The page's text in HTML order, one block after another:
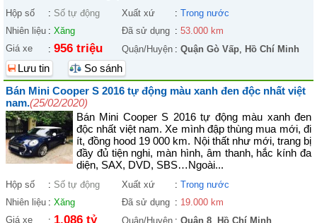
Hộp số : Số tự động Xuất xứ : Trong nước
Nhiên liệu : Xăng Đã sử dụng : 53.000 km
Giá xe
: 956 triệu Quận/Huyện : Quận Gò Vấp, Hồ Chí Minh
Lưu tin
So sánh
Bán Mini Cooper S 2016 tự động màu xanh đen độc nhất việt
nam.(25/02/2020)
Bán Mini Cooper S 2016 tự động màu xanh đen
độc nhất việt nam. Xe mình đập thùng mua mới, đi
ít, đồng hood 19 000 km. Nội thất như mới, trang bị
đầy đủ tiện nghi, màn hình, âm thanh, hắc kính đa
diện, SAX, DVD, SBS…Ngoài...
Hộp số : Số tự động Xuất xứ : Trong nước
Nhiên liệu : Xăng Đã sử dụng : 19.000 km
Giá xe
: 1,086 tỷ Quận/Huyện : Quận 8 Hồ Chí Minh